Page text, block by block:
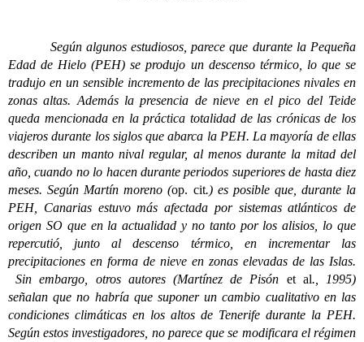
Según algunos estudiosos, parece que durante la Pequeña
Edad de Hielo (PEH) se produjo un descenso térmico, lo que se
tradujo en un sensible incremento de las precipitaciones nivales en
zonas altas. Además la presencia de nieve en el pico del Teide
queda mencionada en la práctica totalidad de las crónicas de los
viajeros durante los siglos que abarca la PEH. La mayoría de ellas
describen un manto nival regular, al menos durante la mitad del
año, cuando no lo hacen durante periodos superiores de hasta diez
meses. Según Martín moreno (op. cit.) es posible que, durante la
PEH, Canarias estuvo más afectada por sistemas atlánticos de
origen SO que en la actualidad y no tanto por los alisios, lo que
repercutió, junto al descenso térmico, en incrementar las
precipitaciones en forma de nieve en zonas elevadas de las Islas.
Sin embargo, otros autores (Martínez de Pisón et al., 1995)
señalan que no habría que suponer un cambio cualitativo en las
condiciones climáticas en los altos de Tenerife durante la PEH.
Según estos investigadores, no parece que se modificara el régimen